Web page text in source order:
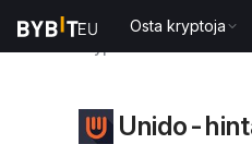
Osta kryptoja
Unido-